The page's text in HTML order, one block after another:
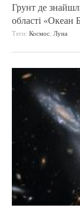
Грунт де
області «Океан
Теги: Космос, Луна